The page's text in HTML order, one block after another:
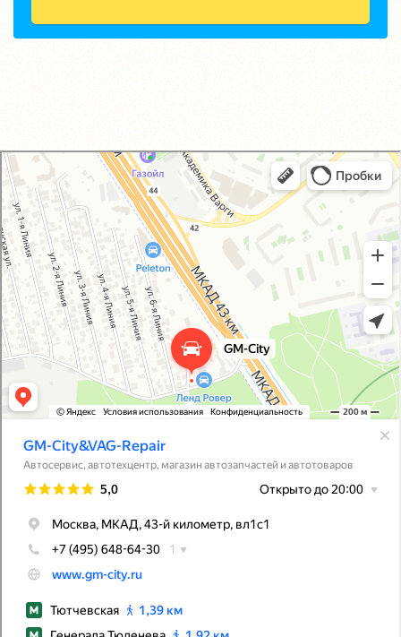
GM-City&VAG-Repair
Автосервис, автотехцентр в Москве
Магазин автозапчастей и автотоваров в Москве